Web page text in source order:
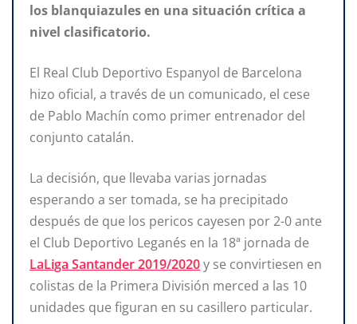
los blanquiazules en una situación crítica a
nivel clasificatorio.
El Real Club Deportivo Espanyol de Barcelona
hizo oficial, a través de un comunicado, el cese
de Pablo Machín como primer entrenador del
conjunto catalán.
La decisión, que llevaba varias jornadas
esperando a ser tomada, se ha precipitado
después de que los pericos cayesen por 2-0 ante
el Club Deportivo Leganés en la 18ª jornada de
LaLiga Santander 2019/2020y se convirtiesen en
colistas de la Primera División merced a las 10
unidades que figuran en su casillero particular.